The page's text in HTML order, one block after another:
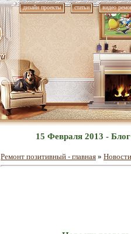
дизайн проекты статьи видео
15 Февраля 2013 -
Ремонт позитивный - главная »